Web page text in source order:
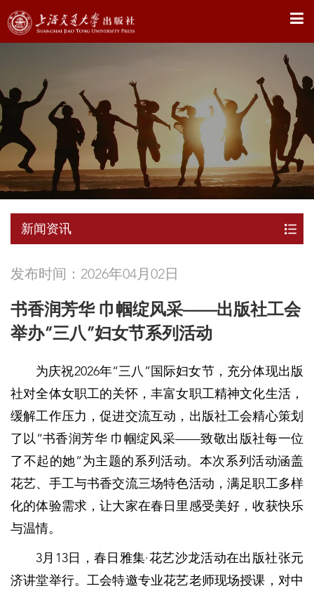
X
新闻资讯
发布时间：2026年04月02日
书香润芳华 巾帼绽风采——出版社工会
举办“三八”妇女节系列活动
为庆祝2026年“三八”国际妇女节，充分体现出版
社对全体女职工的关怀，丰富女职工精神文化生活，
缓解工作压力，促进交流互动，出版社工会精心策划
了以“书香润芳华 巾帼绽风采——致敬出版社每一位
了不起的她”为主题的系列活动。本次系列活动涵盖
花艺、手工与书香交流三场特色活动，满足职工多样
化的体验需求，让大家在春日里感受美好，收获快乐
与温情。
3月13日，春日雅集·花艺沙龙活动在出版社张元
济讲堂举行。工会特邀专业花艺老师现场授课，对中